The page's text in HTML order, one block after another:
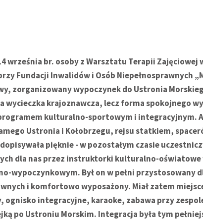
września br. osoby z Warsztatu Terapii Zajęciowej
Fundacji Inwalidów i Osób Niepełnosprawnych
zorganizowany wypoczynek do Ustronia
wycieczka krajoznawcza, lecz forma spokojnego
kulturalno-sportowym i integracyjnym.
Ustronia i Kołobrzegu, rejsu statkiem,
pięknie - w pozostałym czasie
dla nas przez instruktorki kulturalno-oświatowe
wypoczynkowym. Był on w pełni przystosowany
i komfortowo wyposażony. Miał zatem
ognisko integracyjne, karaoke, zabawa przy
po Ustroniu Morskim. Integracja była tym